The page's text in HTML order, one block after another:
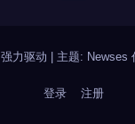
力驱动 主题: Newses
登录 注册